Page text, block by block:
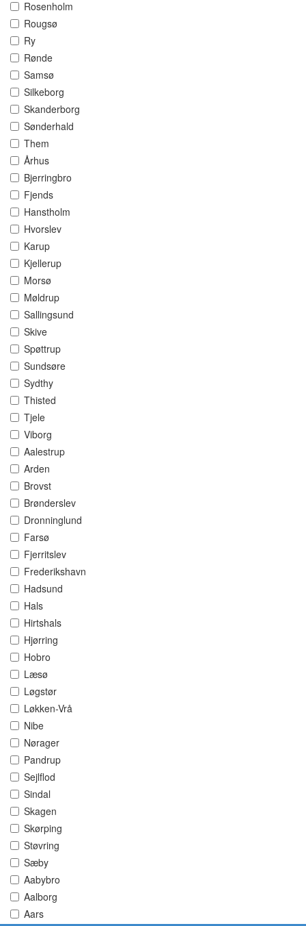
Rosenholm
Rougsø
Ry
Rønde
Samsø
Silkeborg
Skanderborg
Sønderhald
Them
Århus
Bjerringbro
Fjends
Hanstholm
Hvorslev
Karup
Kjellerup
Morsø
Møldrup
Sallingsund
Skive
Spøttrup
Sundsøre
Sydthy
Thisted
Tjele
Viborg
Aalestrup
Arden
Brovst
Brønderslev
Dronninglund
Farsø
Fjerritslev
Frederikshavn
Hadsund
Hals
Hirtshals
Hjørring
Hobro
Læsø
Løgstør
Løkken-Vrå
Nibe
Nørager
Pandrup
Sejlflod
Sindal
Skagen
Skørping
Støvring
Sæby
Aabybro
Aalborg
Aars